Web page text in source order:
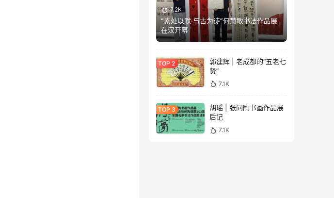
7.2K
“素处以默·与古为徒”何慧敏书法作品展
在汉开幕
郭建辉 | 老成都的“五老七
贤”
7.1K
胡瑶 | 张问陶书画作品展
后记
7.1K